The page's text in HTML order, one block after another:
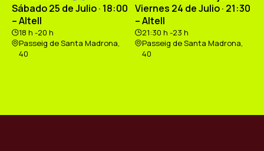
Sábado 25 de Julio · 18:00
– Altell
18 h -20 h
Passeig de Santa Madrona,
40
Viernes 24 de Julio · 21:30
– Altell
21:30 h -23 h
Passeig de Santa Madrona,
40